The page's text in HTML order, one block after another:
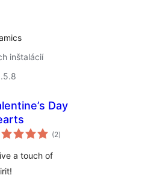
inštalácií
Day
(2celkové
hodnotenie
)
a touch of